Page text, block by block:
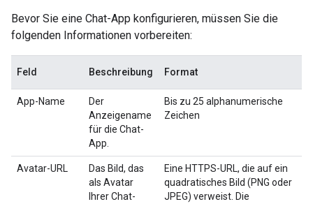
Bevor Sie eine Chat-App konfigurieren, müssen Sie die
folgenden Informationen vorbereiten:
Feld Beschreibung Format
App-Name
Der
Anzeigename
für die Chat-
App.
Bis zu 25 alphanumerische
Zeichen
Avatar-URL
Das Bild, das
als Avatar
Ihrer Chat-
Eine HTTPS-URL, die auf ein
quadratisches Bild (PNG oder
JPEG) verweist. Die